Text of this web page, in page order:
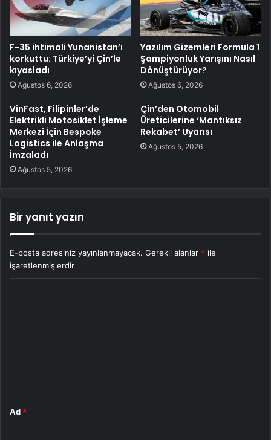
F-35 ihtimali Yunanistan’ı
korkuttu: Türkiye’yi Çin’le
kıyasladı
Ağustos 6, 2026
Yazılım Gizemleri Formula 1
Şampiyonluk Yarışını Nasıl
Dönüştürüyor?
Ağustos 6, 2026
VinFast, Filipinler’de
Elektrikli Motosiklet İşleme
Merkezi İçin Bespoke
Logistics ile Anlaşma
İmzaladı
Ağustos 5, 2026
Çin’den Otomobil
Üreticilerine ‘Mantıksız
Rekabet’ Uyarısı
Ağustos 5, 2026
Bir yanıt yazın
E-posta adresiniz yayınlanmayacak. Gerekli alanlar * ile
işaretlenmişlerdir
Ad *